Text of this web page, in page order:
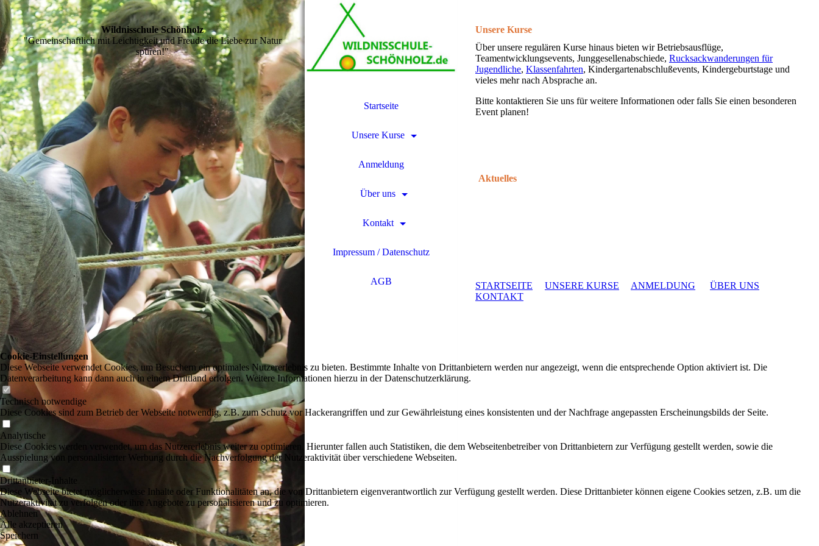
Wildnisschule Schönholz
"Gemeinschaftlich mit Leichtigkeit und Freude die Liebe zur Natur
spüren!"
Startseite
Unsere Kurse
Anmeldung
Über uns
Kontakt
Impressum / Datenschutz
AGB
Unsere Kurse
Über unsere regulären Kurse hinaus bieten wir Betriebsausflüge,
Teamentwicklungsevents, Junggesellenabschiede, Rucksackwanderungen für
Jugendliche, Klassenfahrten, Kindergartenabschlußevents, Kindergeburtstage und
vieles mehr nach Absprache an.
Bitte kontaktieren Sie uns für weitere Informationen oder falls Sie einen besonderen
Event planen!
Aktuelles
STARTSEITE UNSERE KURSE ANMELDUNG
ÜBER UNS
KONTAKT
Cookie-Einstellungen
Diese Webseite verwendet Cookies, um Besuchern ein optimales Nutzererlebnis zu bieten. Bestimmte Inhalte von Drittanbietern werden nur angezeigt, wenn die entsprechende Option aktiviert ist. Die
Datenverarbeitung kann dann auch in einem Drittland erfolgen. Weitere Informationen hierzu in der Datenschutzerklärung.
Technisch notwendige
Diese Cookies sind zum Betrieb der Webseite notwendig, z.B. zum Schutz vor Hackerangriffen und zur Gewährleistung eines konsistenten und der Nachfrage angepassten Erscheinungsbilds der Seite.
Analytische
Diese Cookies werden verwendet, um das Nutzererlebnis weiter zu optimieren. Hierunter fallen auch Statistiken, die dem Webseitenbetreiber von Drittanbietern zur Verfügung gestellt werden, sowie die
Ausspielung von personalisierter Werbung durch die Nachverfolgung der Nutzeraktivität über verschiedene Webseiten.
Drittanbieter-Inhalte
Diese Webseite bietet möglicherweise Inhalte oder Funktionalitäten an, die von Drittanbietern eigenverantwortlich zur Verfügung gestellt werden. Diese Drittanbieter können eigene Cookies setzen, z.B. um die
Nutzeraktivität zu verfolgen oder ihre Angebote zu personalisieren und zu optimieren.
Ablehnen
Alle akzeptieren
Speichern